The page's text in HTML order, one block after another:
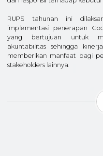
RUPS tahunan ini
implementasi penerapan
yang bertujuan untuk
akuntabilitas sehingga
memberikan manfaat bagi
stakeholders lainnya.